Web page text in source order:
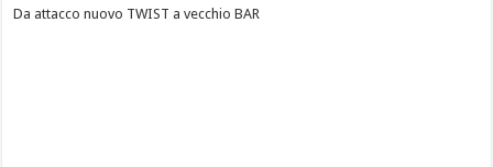
Da attacco nuovo TWIST a vecchio BAR